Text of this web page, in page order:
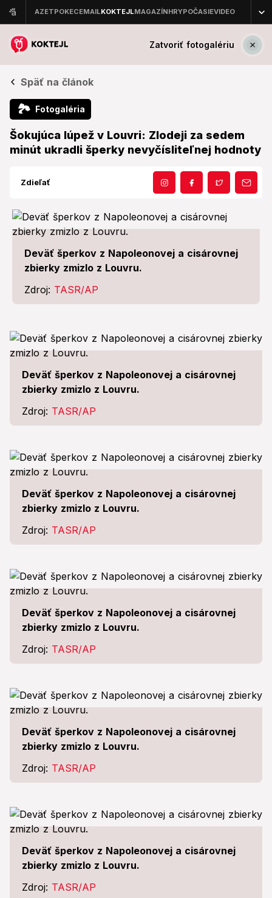
Zatvoriť fotogalériu
Späť na článok
🏞 Fotogaléria
Šokujúca lúpež v Louvri: Zlodeji za sedem
minút ukradli šperky nevyčísliteľnej hodnoty
Zdieľať
Deväť šperkov z Napoleonovej a cisárovnej
zbierky zmizlo z Louvru.
Zdroj: TASR/AP
Deväť šperkov z Napoleonovej a cisárovnej
zbierky zmizlo z Louvru.
Zdroj: TASR/AP
Deväť šperkov z Napoleonovej a cisárovnej
zbierky zmizlo z Louvru.
Zdroj: TASR/AP
Deväť šperkov z Napoleonovej a cisárovnej
zbierky zmizlo z Louvru.
Zdroj: TASR/AP
Deväť šperkov z Napoleonovej a cisárovnej
zbierky zmizlo z Louvru.
Zdroj: TASR/AP
Deväť šperkov z Napoleonovej a cisárovnej
zbierky zmizlo z Louvru.
Zdroj: TASR/AP